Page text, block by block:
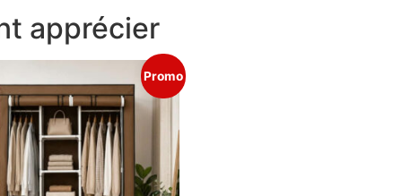
apprécier
Promo